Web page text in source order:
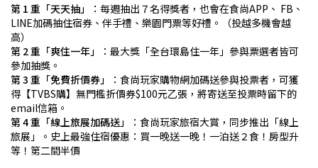
第 1 重「天天抽」
：每週抽出７名得獎者，也會在食尚APP、 FB、
LINE加碼抽住宿券、伴手禮、樂園門票等好禮。（投越多機會越
高）
第 2 重「爽住一年」
：最大獎「全台環島住一年」參與票選者皆可
參加抽獎。
第 3 重「免費折價券」
：食尚玩家購物網加碼送參與投票者，可獲
得【TVBS購】無門檻折價券$100元乙張，將寄送至投票時留下的
email信箱。
第 4 重「線上旅展加碼送」
：食尚玩家旅宿大賞，同步推出「線上
旅展」。史上最強住宿優惠：買一晚送一晚！一泊送２食！房型升
等！第二間半價